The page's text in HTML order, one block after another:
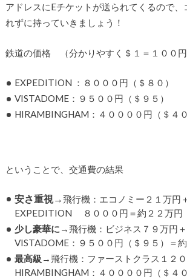
アドレスにEチケットが送られてくるので、
れずに持っていきましょう！
鉄道の価格 （分かりやすく＄１＝１００円
EXPEDITION ：８０００円（＄８０）
VISTADOME：９５００円（＄９５）
HIRAMBINGHAM：４００００円（＄４０
ということで、交通費の結果
安さ重視→飛行機：エコノミー２１万円
EXPEDITION ８０００円＝約２２万円
少し豪華に →飛行機：ビジネス７９万円＋
VISTADOME：９５００円（＄９５）＝
最高級 →飛行機：ファーストクラス１２０
HIRAMBINGHAM：４００００円（＄４